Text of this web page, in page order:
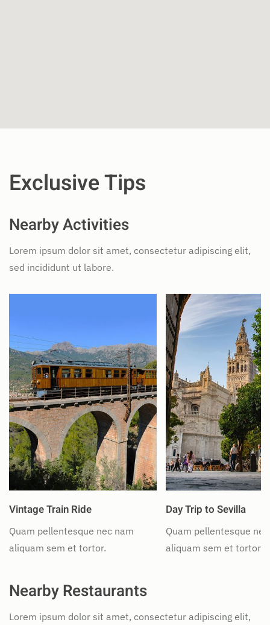
Exclusive Tips
Nearby Activities
Lorem ipsum dolor sit amet, consectetur adipiscing elit,
sed incididunt ut labore.
Vintage Train Ride
Quam pellentesque nec nam
aliquam sem et tortor.
Day Trip to Sevilla
Quam pellentesque
aliquam sem et tortor.
Nearby Restaurants
Lorem ipsum dolor sit amet, consectetur adipiscing elit,